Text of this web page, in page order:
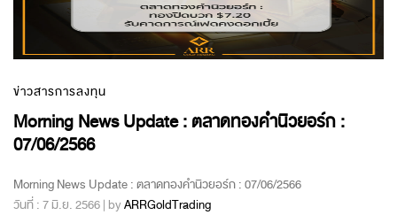
ข่าวสารการลงทุน
Morning News Update : ตลาดทองคำนิวยอร์ก :
07/06/2566
Morning News Update : ตลาดทองคำนิวยอร์ก : 07/06/2566
วันที่ : 7 มิ.ย. 2566 | byARRGoldTrading